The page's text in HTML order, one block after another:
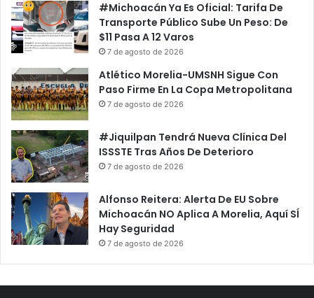
#Michoacán Ya Es Oficial: Tarifa De
Transporte Público Sube Un Peso: De
$11 Pasa A 12 Varos
7 de agosto de 2026
Atlético Morelia-UMSNH Sigue Con
Paso Firme En La Copa Metropolitana
7 de agosto de 2026
#Jiquilpan Tendrá Nueva Clínica Del
ISSSTE Tras Años De Deterioro
7 de agosto de 2026
Alfonso Reitera: Alerta De EU Sobre
Michoacán NO Aplica A Morelia, Aquí SÍ
Hay Seguridad
7 de agosto de 2026